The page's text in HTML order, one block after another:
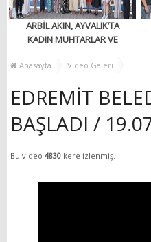
ARBİL AKIN, AYVALIK’TA
KADIN MUHTARLAR VE
BULUŞTU
Anasayfa Video Galeri
EDREMİT
BAŞLADI /
Bu video 4830 kere izlenmiş.